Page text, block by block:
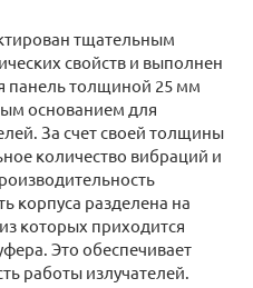
тщательным
свойств и выполнен
панель толщиной 25 мм
основанием для
За счет своей толщины
количество вибраций и
корпуса разделена на
которых приходится
Это обеспечивает
работы излучателей.